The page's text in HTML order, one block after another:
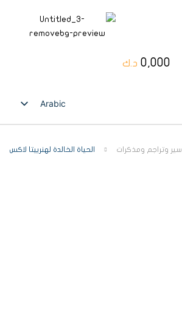
0,000 د.ك
Arabic
English
سير وتراجم ومذكرات الحياة الخالدة لهنرييتا لاكس